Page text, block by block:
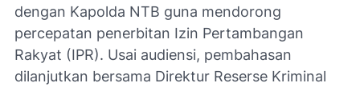
dengan Kapolda NTB guna mendorong
percepatan penerbitan Izin Pertambangan
Rakyat (IPR). Usai audiensi, pembahasan
dilanjutkan bersama Direktur Reserse Kriminal